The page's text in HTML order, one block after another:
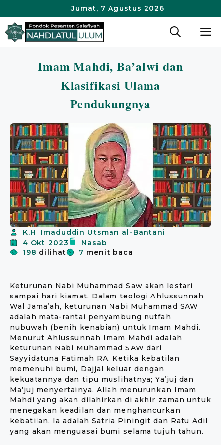
ke
isi
Jumat, 7 Agustus 2026
Imam Mahdi, Ba’alwi dan
Klasifikasi Ulama
Pendukungnya
K.H. Imaduddin Utsman al-Bantani
4 Okt 2023
Nasab
198 dilihat 7 menit baca
Keturunan Nabi Muhammad Saw akan lestari
sampai hari kiamat. Dalam teologi Ahlussunnah
Wal Jama’ah, keturunan Nabi Muhammad SAW
adalah mata-rantai penyambung nutfah
nubuwah (benih kenabian) untuk Imam Mahdi.
Menurut Ahlussunnah Imam Mahdi adalah
keturunan Nabi Muhammad SAW dari
Sayyidatuna Fatimah RA. Ketika kebatilan
memenuhi bumi, Dajjal keluar dengan
kekuatannya dan tipu muslihatnya; Ya’juj dan
Ma’juj menyertainya, Allah menurunkan Imam
Mahdi yang akan dilahirkan di akhir zaman untuk
menegakan keadilan dan menghancurkan
kebatilan. Ia adalah Satria Piningit dan Ratu Adil
yang akan menguasai bumi selama tujuh tahun.